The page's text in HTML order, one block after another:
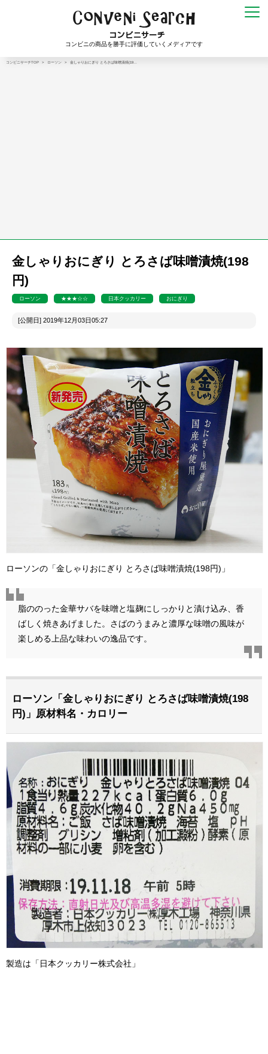
コンビニの商品を勝手に評価していくメディアです
コンビニサーチTOP > ローソン > 金しゃりおにぎり とろさば味噌漬焼(19…
金しゃりおにぎり とろさば味噌漬焼(198
円)
ローソン ★★★☆☆ 日本クッカリー おにぎり
[公開日] 2019年12月03日05:27
ローソンの「金しゃりおにぎり とろさば味噌漬焼(198円)」
脂ののった金華サバを味噌と塩麹にしっかりと漬け込み、香
ばしく焼きあげました。さばのうまみと濃厚な味噌の風味が
楽しめる上品な味わいの逸品です。
ローソン「金しゃりおにぎり とろさば味噌漬焼(198
円)」原材料名・カロリー
製造は「日本クッカリー株式会社」